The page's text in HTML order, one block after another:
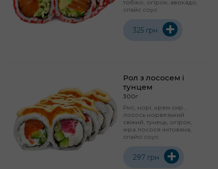
тобіко, огірок, авокадо,
спайс соус
325 грн +
Рол з лососем і
тунцем
300г
Рис, норі, крем сир ,
лосось норвезький
свіжий, тунець, огірок,
ікра лосося імітована,
спайсі соус
297 грн +